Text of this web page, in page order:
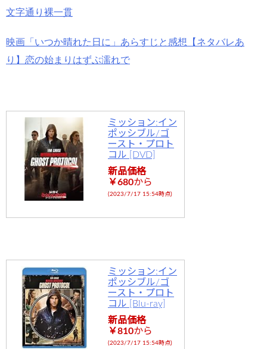
文字通り裸一貫
映画「いつか晴れた日に」あらすじと感想【ネタバレあ
り】恋の始まりはずぶ濡れで
ミッション:イン
ポッシブル/ゴ
ースト・プロト
コル [DVD]
新品価格
￥680から
(2023/7/17 15:54時点)
ミッション:イン
ポッシブル/ゴ
ースト・プロト
コル [Blu-ray]
新品価格
￥810から
(2023/7/17 15:54時点)